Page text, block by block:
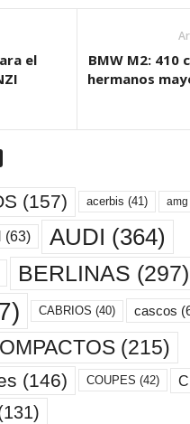
el
BMW M2: 410
hermanos
(157) acerbis (41) amg
(63) AUDI (364)
BERLINAS (297)
CABRIOS (40) cascos
(215)
(146) COUPES (42)